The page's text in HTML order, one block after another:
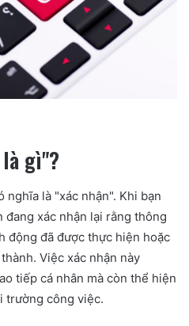
gì"?
là "xác nhận". Khi bạn
xác nhận lại rằng thông
động đã được thực hiện hoặc
Việc xác nhận này
tiếp cá nhân mà còn thể hiện
trường công việc.